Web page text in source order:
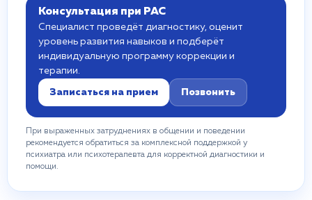
Консультация при РАС
Специалист проведёт диагностику, оценит
уровень развития навыков и подберёт
индивидуальную программу коррекции и
терапии.
Записаться на прием Позвонить
При выраженных затруднениях в общении и поведении
рекомендуется обратиться за комплексной поддержкой у
психиатра или психотерапевта для корректной диагностики и
помощи.